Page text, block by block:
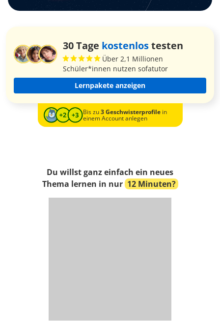
30 Tage kostenlostesten
Über 2,1 Millionen
Schüler*innen nutzen sofatutor
Lernpakete anzeigen
Bis zu3 Geschwisterprofilein
einem Account anlegen
Du willst ganz einfach ein neues
Thema lernen in nur 12 Minuten?